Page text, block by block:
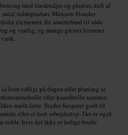
med trædetaljer og planter, duft af
siddepladser. Menuen blander
elementer, fra smørrebrød til søde
og venlig, og mange gæster kommer
kom tidligt på dagen eller planlæg at
eller kanelbolle sammen
mælk-latte. Stedet fungerer godt til
eller et kort arbejdsstop. Der er også
sidde, hvis der ikke er ledige borde